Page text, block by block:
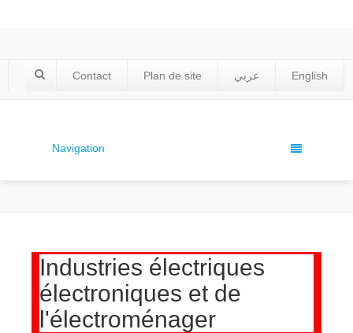
Contact Plan de site عربي English
Navigation
Industries électriques
électroniques et de
l'électroménager